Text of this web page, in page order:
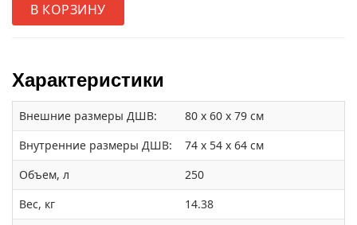
В КОРЗИНУ
Характеристики
Внешние размеры ДШВ:
80 x 60 x 79 см
Внутренние размеры ДШВ:
74 x 54 x 64 см
Объем, л
250
Вес, кг
14.38